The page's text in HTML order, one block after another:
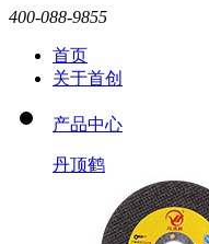
400-088-9855
首页
关于首创
产品中心
丹顶鹤